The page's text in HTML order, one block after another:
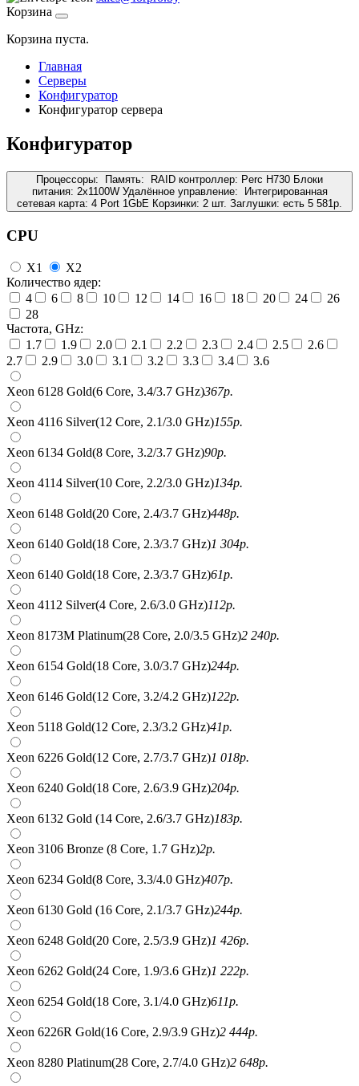
Корзина
Корзина пуста.
Главная
Серверы
Конфигуратор
Конфигуратор сервера
Конфигуратор
Процессоры: Память: RAID контроллер: Perc H730 Блоки
питания: 2x1100W Удалённое управление:
Интегрированная
сетевая карта: 4 Port 1GbE Корзинки: 2 шт. Заглушки: есть 5 581 р.
CPU
X1
X2
Количество ядер:
4
6 8 10 12 14 16 18 20 24
26
28
Частота, GHz:
1.7
1.9 2.0 2.1 2.2 2.3 2.4 2.5
2.6
2.7
2.9 3.0 3.1 3.2 3.3 3.4 3.6
Xeon 6128 Gold(6 Core, 3.4/3.7 GHz)367р.
Xeon 4116 Silver(12 Core, 2.1/3.0 GHz)155р.
Xeon 6134 Gold(8 Core, 3.2/3.7 GHz)90р.
Xeon 4114 Silver(10 Core, 2.2/3.0 GHz)134р.
Xeon 6148 Gold(20 Core, 2.4/3.7 GHz)448р.
Xeon 6140 Gold(18 Core, 2.3/3.7 GHz)1 304р.
Xeon 6140 Gold(18 Core, 2.3/3.7 GHz)61р.
Xeon 4112 Silver(4 Core, 2.6/3.0 GHz)112р.
Xeon 8173M Platinum(28 Core, 2.0/3.5 GHz)2 240р.
Xeon 6154 Gold(18 Core, 3.0/3.7 GHz)244р.
Xeon 6146 Gold(12 Core, 3.2/4.2 GHz)122р.
Xeon 5118 Gold(12 Core, 2.3/3.2 GHz)41р.
Xeon 6226 Gold(12 Core, 2.7/3.7 GHz)1 018р.
Xeon 6240 Gold(18 Core, 2.6/3.9 GHz)204р.
Xeon 6132 Gold (14 Core, 2.6/3.7 GHz)183р.
Xeon 3106 Bronze (8 Core, 1.7 GHz)2р.
Xeon 6234 Gold(8 Core, 3.3/4.0 GHz)407р.
Xeon 6130 Gold (16 Core, 2.1/3.7 GHz)244р.
Xeon 6248 Gold(20 Core, 2.5/3.9 GHz)1 426р.
Xeon 6262 Gold(24 Core, 1.9/3.6 GHz)1 222р.
Xeon 6254 Gold(18 Core, 3.1/4.0 GHz)611р.
Xeon 6226R Gold(16 Core, 2.9/3.9 GHz)2 444р.
Xeon 8280 Platinum(28 Core, 2.7/4.0 GHz)2 648р.